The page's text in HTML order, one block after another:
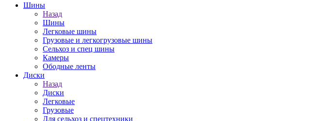
Шины
Назад
Шины
Легковые шины
Грузовые и легкогрузовые шины
Сельхоз и спец шины
Камеры
Ободные ленты
Диски
Назад
Диски
Легковые
Грузовые
Для сельхоз и спецтехники